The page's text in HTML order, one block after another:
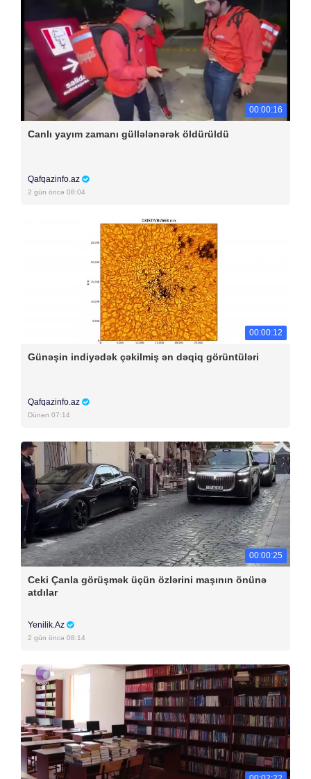
00:00:16
Canlı yayım zamanı güllələnərək öldürüldü
Qafqazinfo.az
2 gün öncə 08:04
00:00:12
Günəşin indiyədək çəkilmiş ən dəqiq görüntüləri
Qafqazinfo.az
Dünən 07:14
00:00:25
Ceki Çanla görüşmək üçün özlərini maşının önünə
atdılar
Yenilik.Az
2 gün öncə 08:14